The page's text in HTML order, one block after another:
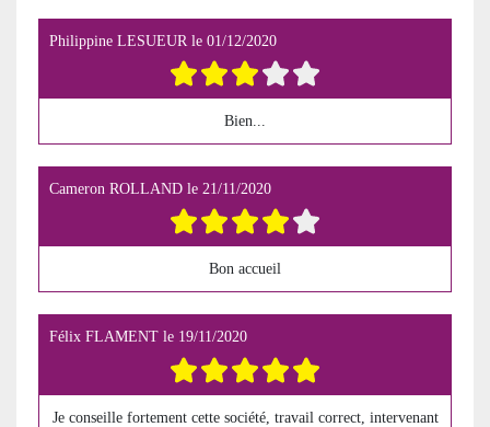
Philippine LESUEUR le 01/12/2020
Bien...
Cameron ROLLAND le 21/11/2020
Bon accueil
Félix FLAMENT le 19/11/2020
Je conseille fortement cette société, travail correct, intervenant